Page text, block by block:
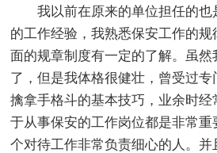
我以前在原来的单位担任的也
的工作经验，我熟悉保安工作的
面的规章制度有一定的了解。虽
了，但是我体格很健壮，曾受过
擒拿手格斗的基本技巧，业余时
于从事保安的工作岗位都是非常
个对待工作非常负责细心的人。并